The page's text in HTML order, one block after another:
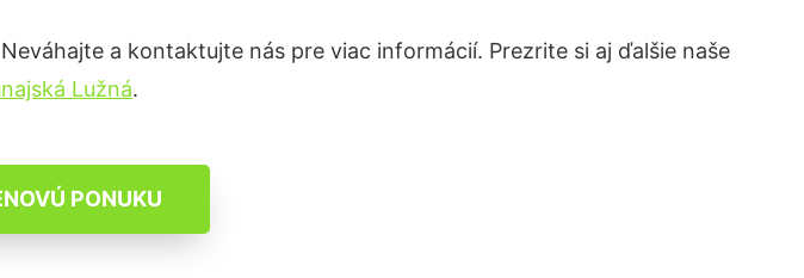
a kontaktujte nás pre viac informácií. Prezrite si aj ďalšie naše
Lužná.
PONUKU